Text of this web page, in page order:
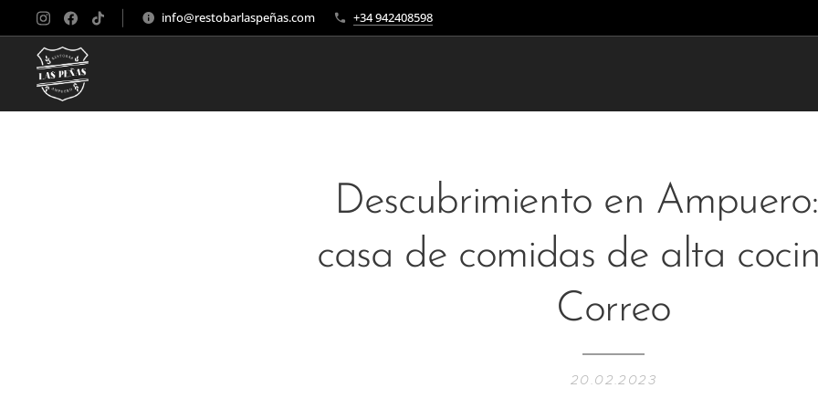
info@restobarlaspeñas.com +34 942408598
Descubrimiento en
casa de comidas de alta
Correo
20.02.2023